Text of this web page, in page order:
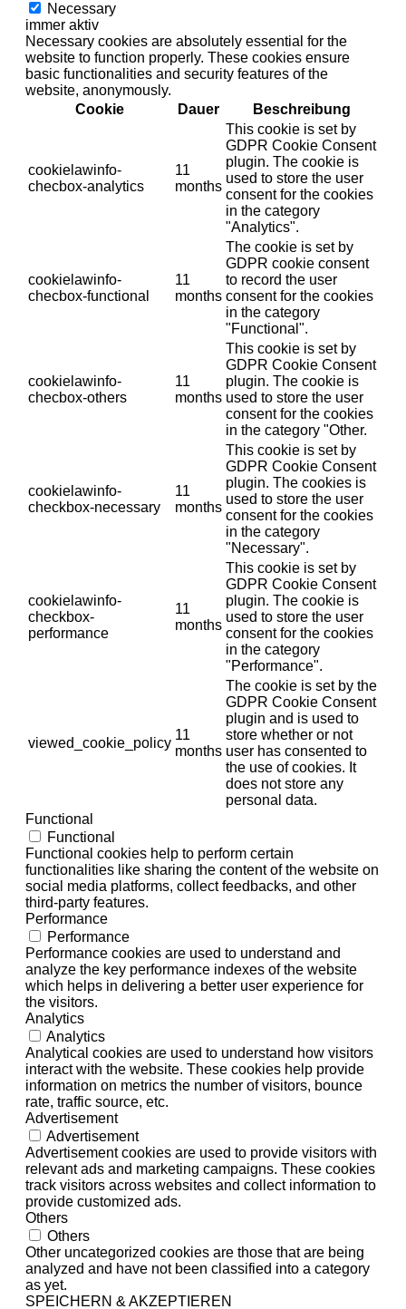
Necessary
immer aktiv
Necessary cookies are absolutely essential for the
website to function properly. These cookies ensure
basic functionalities and security features of the
website, anonymously.
Cookie
Dauer Beschreibung
cookielawinfo-
checbox-analytics
11
months
This cookie is set by
GDPR Cookie Consent
plugin. The cookie is
used to store the user
consent for the cookies
in the category
"Analytics".
cookielawinfo-
checbox-functional
11
months
The cookie is set by
GDPR cookie consent
to record the user
consent for the cookies
in the category
"Functional".
cookielawinfo-
checbox-others
11
months
This cookie is set by
GDPR Cookie Consent
plugin. The cookie is
used to store the user
consent for the cookies
in the category "Other.
cookielawinfo-
checkbox-necessary
11
months
This cookie is set by
GDPR Cookie Consent
plugin. The cookies is
used to store the user
consent for the cookies
in the category
"Necessary".
cookielawinfo-
checkbox-
performance
11
months
This cookie is set by
GDPR Cookie Consent
plugin. The cookie is
used to store the user
consent for the cookies
in the category
"Performance".
viewed_cookie_policy
11
months
The cookie is set by the
GDPR Cookie Consent
plugin and is used to
store whether or not
user has consented to
the use of cookies. It
does not store any
personal data.
Functional
Functional
Functional cookies help to perform certain
functionalities like sharing the content of the website on
social media platforms, collect feedbacks, and other
third-party features.
Performance
Performance
Performance cookies are used to understand and
analyze the key performance indexes of the website
which helps in delivering a better user experience for
the visitors.
Analytics
Analytics
Analytical cookies are used to understand how visitors
interact with the website. These cookies help provide
information on metrics the number of visitors, bounce
rate, traffic source, etc.
Advertisement
Advertisement
Advertisement cookies are used to provide visitors with
relevant ads and marketing campaigns. These cookies
track visitors across websites and collect information to
provide customized ads.
Others
Others
Other uncategorized cookies are those that are being
analyzed and have not been classified into a category
as yet.
SPEICHERN & AKZEPTIEREN